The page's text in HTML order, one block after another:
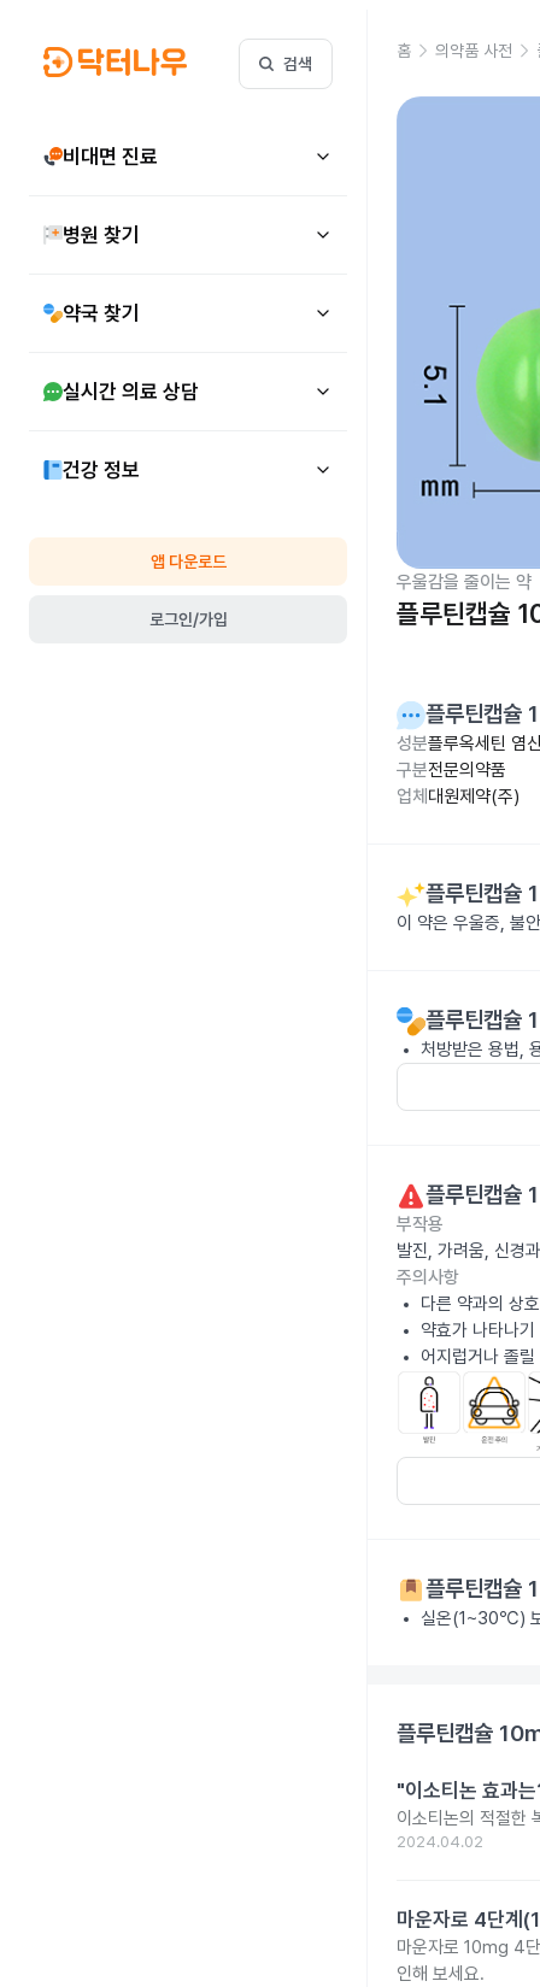
검색
비대면 진료
병원 찾기
약국 찾기
실시간 의료 상담
건강 정보
앱 다운로드
로그인/가입
홈 의약품 사전
우울감을 줄이는 약
플루틴캡슐
플루틴캡슐
성분플루옥세틴 염
구분전문의약품
업체 대원제약(주)
플루틴캡슐
이 약은 우울증, 불
플루틴캡슐
처방받은 용법,
플루틴캡슐
부작용
발진, 가려움, 신경
주의사항
다른 약과의 상
약효가 나타나
어지럽거나 졸
플루틴캡슐
실온(1~30℃)
플루틴캡슐
"이소티논 효과
이소티논의 적절한
2024.04.02
마운자로 4단계
마운자로 10mg 4
인해 보세요.